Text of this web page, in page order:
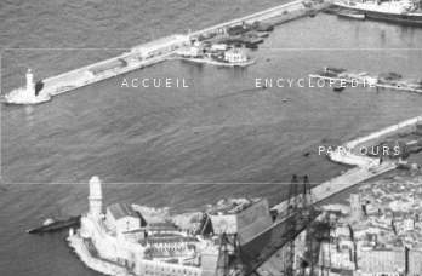
ACCUEIL ENCYCLOPÉDIE
PARCOURS